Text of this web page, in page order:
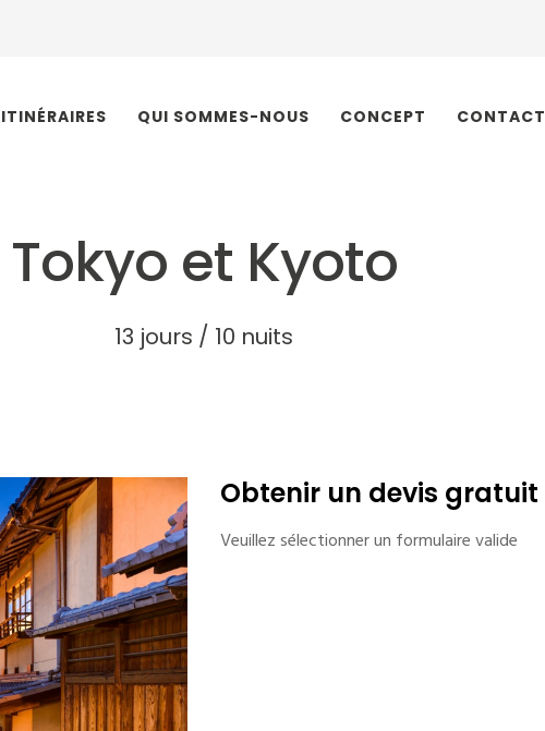
ITINÉRAIRES QUI SOMMES-NOUS CONCEPT CONTACT
Tokyo et Kyoto
13 jours / 10 nuits
Obtenir un devis gratuit
Veuillez sélectionner un formulaire valide